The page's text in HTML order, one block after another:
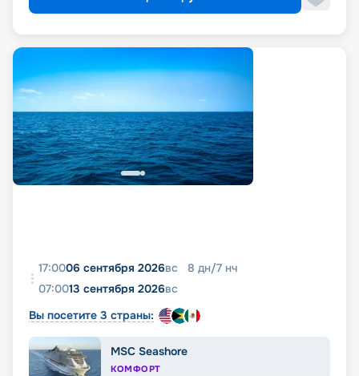
17:0006 сентября 2026вс 8 дн/7 нч
07:0013 сентября 2026вс
Вы посетите 3 страны:
MSC Seashore
КОМФОРТ